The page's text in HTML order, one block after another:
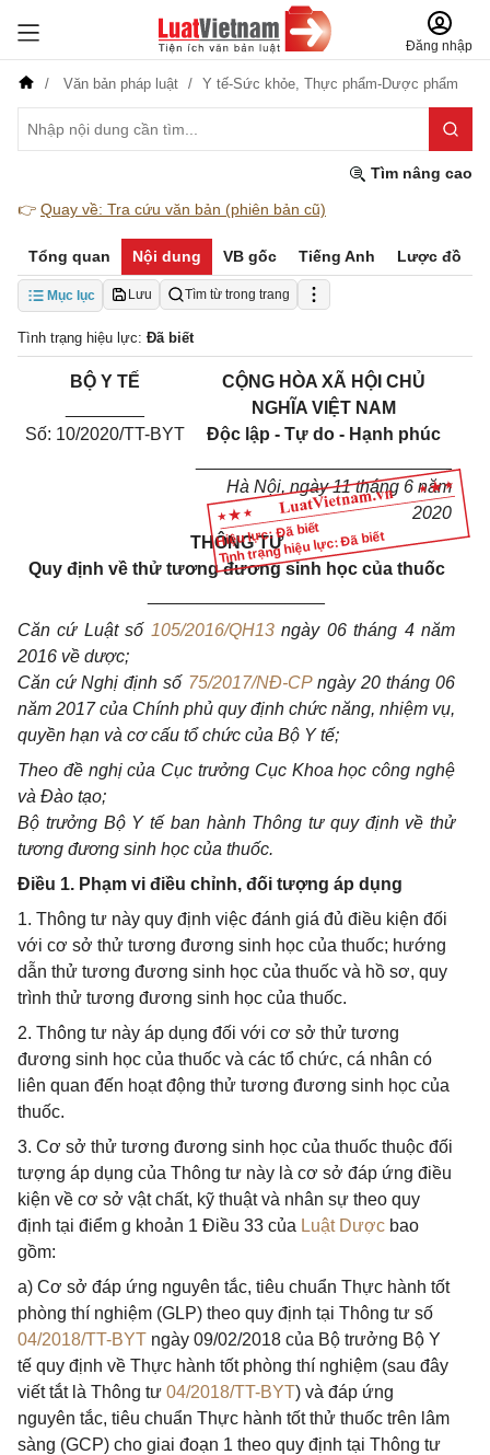
Đăng nhập
Văn bản pháp luật Y tế-Sức khỏe, Thực phẩm-Dược phẩm
Tìm nâng cao
👉 Quay về: Tra cứu văn bản (phiên bản cũ)
Tổng quan Nội dung VB gốc Tiếng Anh Lược đồ
Mục lục Lưu Tìm từ trong trang
Tình trạng hiệu lực: Đã biết
Hiệu lực: Đã biết
Tình trạng hiệu lực: Đã biết
BỘ Y TẾ
Số: 10/2020/TT-BYT
CỘNG HÒA XÃ HỘI CHỦ
NGHĨA VIỆT NAM
Độc lập - Tự do - Hạnh phúc
Hà Nội, ngày 11 tháng 6 năm
2020
THÔNG TƯ
Quy định về thử tương đươngsinh học của thuốc
Căn cứ Luật số 105/2016/QH13 ngày 06tháng 4năm
2016 về dược;
Căn cứ Nghị định số 75/2017/NĐ-CPngày 20 tháng06
năm 2017của Chính phủ quyđịnh chức năng, nhiệm vụ,
quyền hạn và cơ cấu tổ chức của Bộ Ytế;
Theo đề nghị của Cục trưởng Cục Khoahọc công nghệ
và Đào tạo;
Bộ trưởng Bộ Y tế ban hành Thông tư quy định về thử
tương đương sinh học của thuốc.
Điều 1. Phạm vi điều chỉnh, đối tượng áp dụng
1. Thông tư này quy định việc đánh giá đủ điều kiện đối
với cơ sở thử tương đương sinh học của thuốc; hướng
dẫn thử tương đương sinh học của thuốc và hồ sơ, quy
trình thử tương đương sinh học của thuốc.
2. Thông tư này áp dụng đối với cơ sở thử tương
đương sinh học của thuốc và các tổ chức, cá nhân có
liên quan đến hoạt động thử tương đương sinh học của
thuốc.
3. Cơ sở thử tương đương sinh học của thuốc thuộc đối
tượng áp dụng của Thông tư này là cơ sở đáp ứng điều
kiện về cơ sở vật chất, kỹ thuật và nhân sự theo quy
định tại điểm g khoản 1 Điều 33 của Luật Dược bao
gồm:
a) Cơ sở đáp ứng nguyên tắc, tiêu chuẩn Thực hành tốt
phòng thí nghiệm (GLP) theo quy định tại Thông tư số
04/2018/TT-BYT ngày 09/02/2018 của Bộ trưởng Bộ Y
tế quy định về Thực hành tốt phòng thí nghiệm (sau đây
viết tắt là Thông tư 04/2018/TT-BYT) và đáp ứng
nguyên tắc, tiêu chuẩn Thực hành tốt thử thuốc trên lâm
sàng (GCP) cho giai đoạn 1 theo quy định tại Thông tư